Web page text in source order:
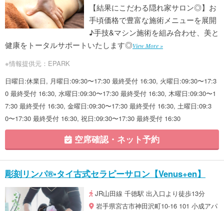
【結果にこだわる隠れ家サロン◎】お
手頃価格で豊富な施術メニューを展開
♪手技&マシン施術を組み合わせ、美と
健康をトータルサポートいたします◎View More »
※情報提供元：EPARK
日曜日:休業日, 月曜日:09:30〜17:30 最終受付 16:30, 火曜日:09:30〜17:3
0 最終受付 16:30, 水曜日:09:30〜17:30 最終受付 16:30, 木曜日:09:30〜1
7:30 最終受付 16:30, 金曜日:09:30〜17:30 最終受付 16:30, 土曜日:09:3
0〜17:30 最終受付 16:30, 祝日:09:30〜17:30 最終受付 16:30
空席確認・ネット予約
彫刻リンパ®︎•タイ古式セラピーサロン【Venus+en】
JR山田線 千徳駅 出入口より徒歩13分
岩手県宮古市神田沢町10-16 101 小成アパ